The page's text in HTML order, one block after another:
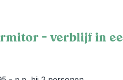
- verblijf in